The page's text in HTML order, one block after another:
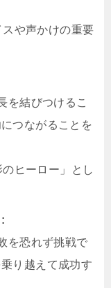
や声かけの重要
を結びつけるこ
つながることを
ヒーロー」とし
を恐れず挑戦で
り越えて成功す